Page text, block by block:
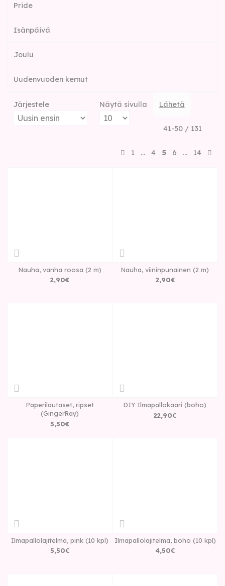
Pride
Isänpäivä
Joulu
Uudenvuoden kemut
Järjestele Näytä sivulla Lähetä
41-50 / 131
1 … 4 5 6 … 14
Nauha, vanha roosa (2 m)
2,90€
Nauha, viininpunainen (2 m)
2,90€
Paperilautaset, ripset
(GingerRay)
5,50€
DIY Ilmapallokaari (boho)
22,90€
Ilmapallolajitelma, pink (10 kpl)
5,50€
Ilmapallolajitelma, boho (10 kpl)
4,50€